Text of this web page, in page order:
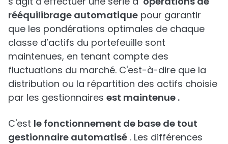
rééquilibrage automatique pour garantir
que les pondérations optimales de chaque
classe d’actifs du portefeuille sont
maintenues, en tenant compte des
fluctuations du marché. C'est-à-dire que la
distribution ou la répartition des actifs choisie
par les gestionnaires est maintenue .
C'est le fonctionnement de base de tout
gestionnaire automatisé . Les différences